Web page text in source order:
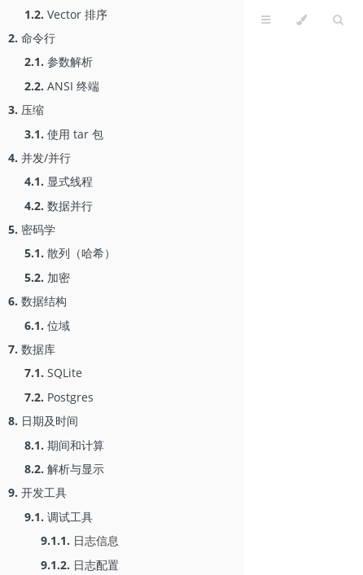
1.2. Vector 排序
2. 命令行
2.1. 参数解析
2.2. ANSI 终端
3. 压缩
3.1. 使用 tar 包
4. 并发/并行
4.1. 显式线程
4.2. 数据并行
5. 密码学
5.1. 散列（哈希）
5.2. 加密
6. 数据结构
6.1. 位域
7. 数据库
7.1. SQLite
7.2. Postgres
8. 日期及时间
8.1. 期间和计算
8.2. 解析与显示
9. 开发工具
9.1. 调试工具
9.1.1. 日志信息
9.1.2. 日志配置